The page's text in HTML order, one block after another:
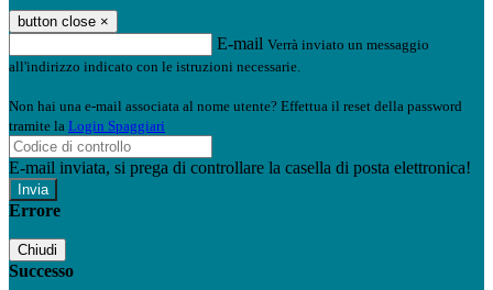
button close ×
E-mail Verrà inviato un messaggio
all'indirizzo indicato con le istruzioni necessarie.
Non hai una e-mail associata al nome utente? Effettua il reset della password
tramite la Login Spaggiari
E-mail inviata, si prega di controllare la casella di posta elettronica!
Errore
Chiudi
Successo